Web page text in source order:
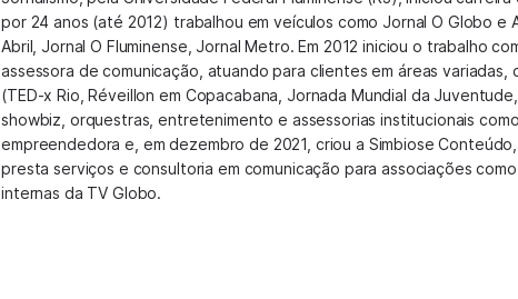
por 24 anos (até 2012) trabalhou em veículos como Jornal O Globo e
Abril, Jornal O Fluminense, Jornal Metro. Em 2012 iniciou o trabalho
assessora de comunicação, atuando para clientes em áreas variadas,
(TED-x Rio, Réveillon em Copacabana, Jornada Mundial da Juventude,
showbiz, orquestras, entretenimento e assessorias institucionais
empreendedora e, em dezembro de 2021, criou a Simbiose
presta serviços e consultoria em comunicação para associações
internas da TV Globo.